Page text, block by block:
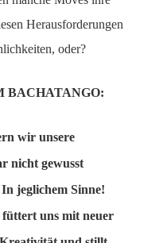
Herausforderungen
oder?
BACHATANGO:
wir unsere
nicht gewusst
jeglichem Sinne!
füttert uns mit neuer